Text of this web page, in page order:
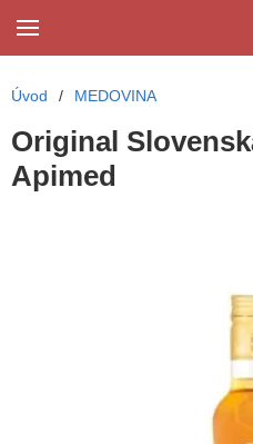
Úvod / MEDOVINA
Original
Apimed